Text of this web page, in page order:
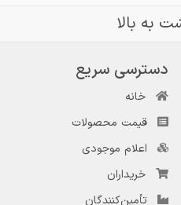
به بالا
دسترسی سریع
خانه
قیمت محصولات
اعلام موجودی
خریداران
تأمین‌کنندگان